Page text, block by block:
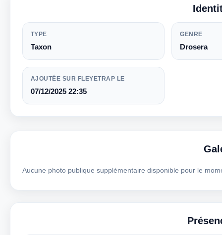
TYPE
Taxon
GENRE
Drosera
AJOUTÉE SUR FLEYETRAP LE
07/12/2025 22:35
Aucune photo publique supplémentaire disponible pour le